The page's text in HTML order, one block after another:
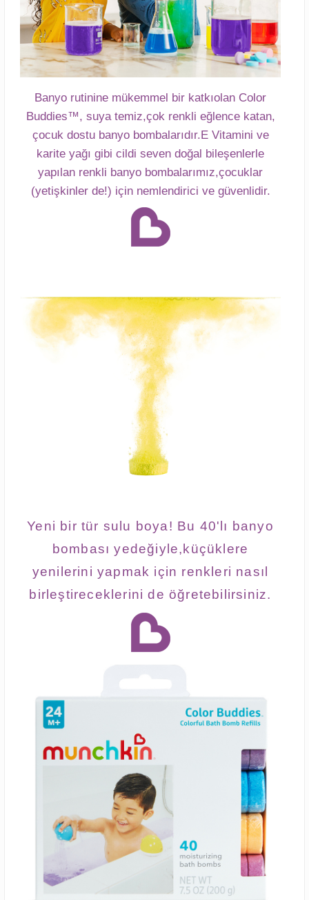
Banyo rutinine mükemmel bir katkıolan Color
Buddies™, suya temiz,çok renkli eğlence katan,
çocuk dostu banyo bombalarıdır.E Vitamini ve
karite yağı gibi cildi seven doğal bileşenlerle
yapılan renkli banyo bombalarımız,çocuklar
(yetişkinler de!) için nemlendirici ve güvenlidir.
Yeni bir tür sulu boya! Bu 40'lı banyo
bombası yedeğiyle,küçüklere
yenilerini yapmak için renkleri nasıl
birleştireceklerini de öğretebilirsiniz.